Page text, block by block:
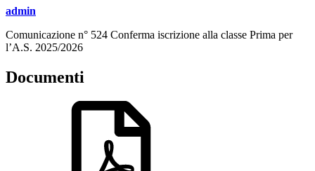
admin
Comunicazione n° 524 Conferma iscrizione alla classe Prima per
l’A.S. 2025/2026
Documenti